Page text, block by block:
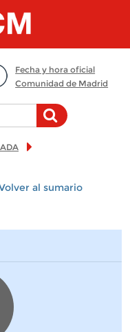
Fecha y hora oficial
Comunidad de Madrid
al sumario